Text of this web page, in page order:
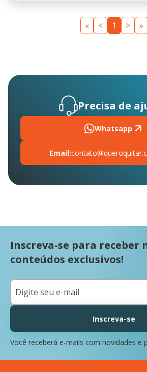
« < 1 > »
Precisa de
Whatsapp
Email:
Inscreva-se para receber
conteúdos exclusivos!
Inscreva-se
Você receberá e-mails com novidades e